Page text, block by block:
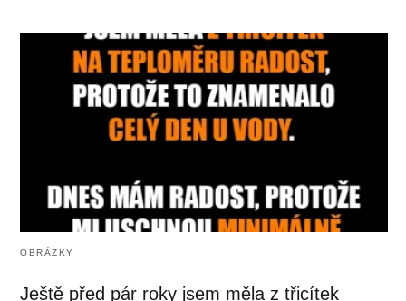
OBRÁZKY
Ještě před pár roky jsem měla z třicítek